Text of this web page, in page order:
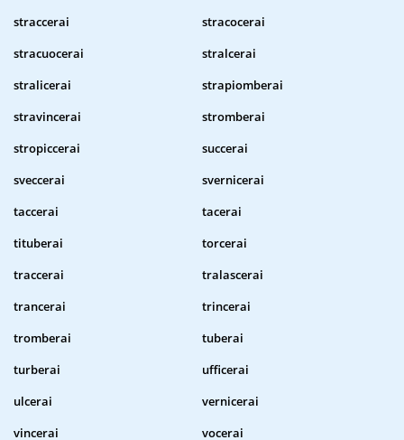
straccerai
stracocerai
stracuocerai
stralcerai
stralicerai
strapiomberai
stravincerai
stromberai
stropiccerai
succerai
sveccerai
svernicerai
taccerai
tacerai
tituberai
torcerai
traccerai
tralascerai
trancerai
trincerai
tromberai
tuberai
turberai
ufficerai
ulcerai
vernicerai
vincerai
vocerai